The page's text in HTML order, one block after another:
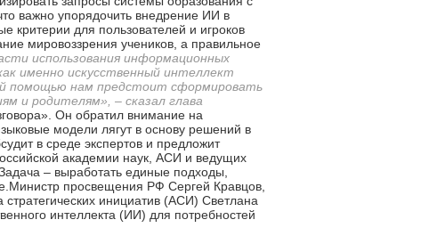
важно упорядочить внедрение ИИ в
критерии для пользователей и игроков
мировоззрения учеников, а правильное
использования информационных
именно искусственный интеллект
помощью нам предстоит сформировать
и родителям», – сказал глава
Он обратил внимание на
модели лягут в основу решений в
в среде экспертов и предложит
академии наук, АСИ и ведущих
– выработать единые подходы,
просвещения РФ Сергей Кравцов,
инициатив (АСИ) Светлана
интеллекта (ИИ) для потребностей